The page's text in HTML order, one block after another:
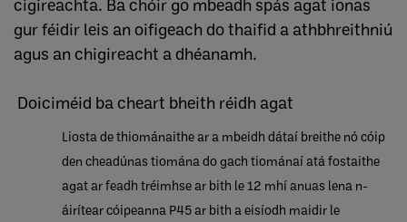
cigireachta. Ba chóir go mbeadh spás agat ionas
gur féidir leis an oifigeach do thaifid a athbhreithniú
agus an chigireacht a dhéanamh.
Doiciméid ba cheart bheith réidh agat
Liosta de thiománaithe ar a mbeidh dátaí breithe nó cóip
den cheadúnas tiomána do gach tiománaí atá fostaithe
agat ar feadh tréimhse ar bith le 12 mhí anuas lena n-
áirítear cóipeanna P45 ar bith a eisíodh maidir le